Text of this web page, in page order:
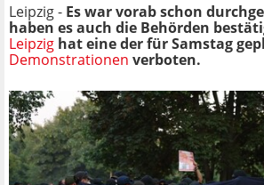
Leipzig - Es war vorab schon
haben es auch die Behörden
Leipzig hat eine der für Samstag
Demonstrationen verboten.